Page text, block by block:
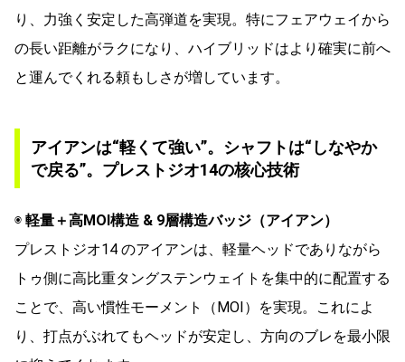
り、力強く安定した高弾道を実現。特にフェアウェイから
の長い距離がラクになり、ハイブリッドはより確実に前へ
と運んでくれる頼もしさが増しています。
アイアンは“軽くて強い”。シャフトは“しなやか
で戻る”。プレストジオ14の核心技術
◉ 軽量＋高MOI構造 & 9層構造バッジ（アイアン）
プレストジオ14 のアイアンは、軽量ヘッドでありながら
トゥ側に高比重タングステンウェイトを集中的に配置する
ことで、高い慣性モーメント（MOI）を実現。これによ
り、打点がぶれてもヘッドが安定し、方向のブレを最小限